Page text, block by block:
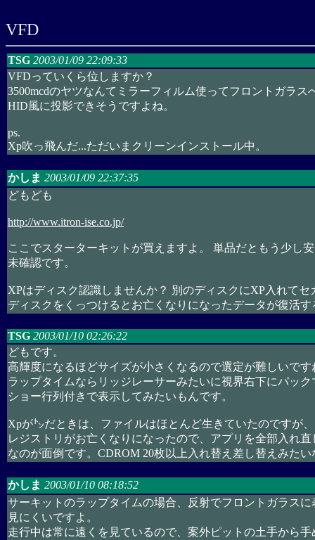
VFD
TSG 2003/01/09 22:09:33
VFDっていくら位しますか？
3500mcdのヤツなんてミラーフィルム使ってフロントガラス
HID風に投影できそうですよね。
ps.
Xp吹っ飛んだ...ただいまクリーンインストール中。
かしま 2003/01/09 22:37:35
どもども
http://www.itron-ise.co.jp/
ここでスターターキットが買えますよ。 単品だともう少し
未確認です。
XPはディスク認識しませんか？ 別のディスクにXP入れてセ
ディスクをくっつけるとお亡くなりになったデータが復活
TSG 2003/01/10 02:26:22
どもです。
高輝度になるほどサイズが小さくなるので選定が難しいです
ラップタイムならリッジレーサーみたいに視界右下にパック
ショー行列付きで表示してみたいもんです。
Xpが㌧だときは、ファイルはほとんど生きていたのですが、
レジストリがお亡くなりになったので、アプリを全部入れ直
なのが面倒です。CDROM 20枚以上入れ替え差し替えみたい
かしま 2003/01/10 08:18:52
サーキットのラップタイムの場合、反射でフロントガラス
見にくいですよ。
走行中は常に遠くを見ているので、案外ピットの土手から